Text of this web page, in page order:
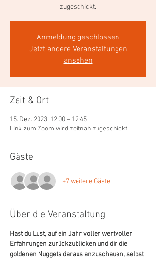
zugeschickt.
Anmeldung geschlossen
Jetzt andere Veranstaltungen
ansehen
Zeit & Ort
15. Dez. 2023, 12:00 – 12:45
Link zum Zoom wird zeitnah zugeschickt.
Gäste
+7 weitere Gäste
Über die Veranstaltung
Hast du Lust, auf ein Jahr voller wertvoller
Erfahrungen zurückzublicken und dir die
goldenen Nuggets daraus anzuschauen, selbst